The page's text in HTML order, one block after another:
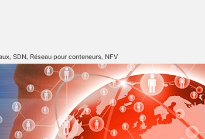
SDN, Réseau pour conteneurs, NFV